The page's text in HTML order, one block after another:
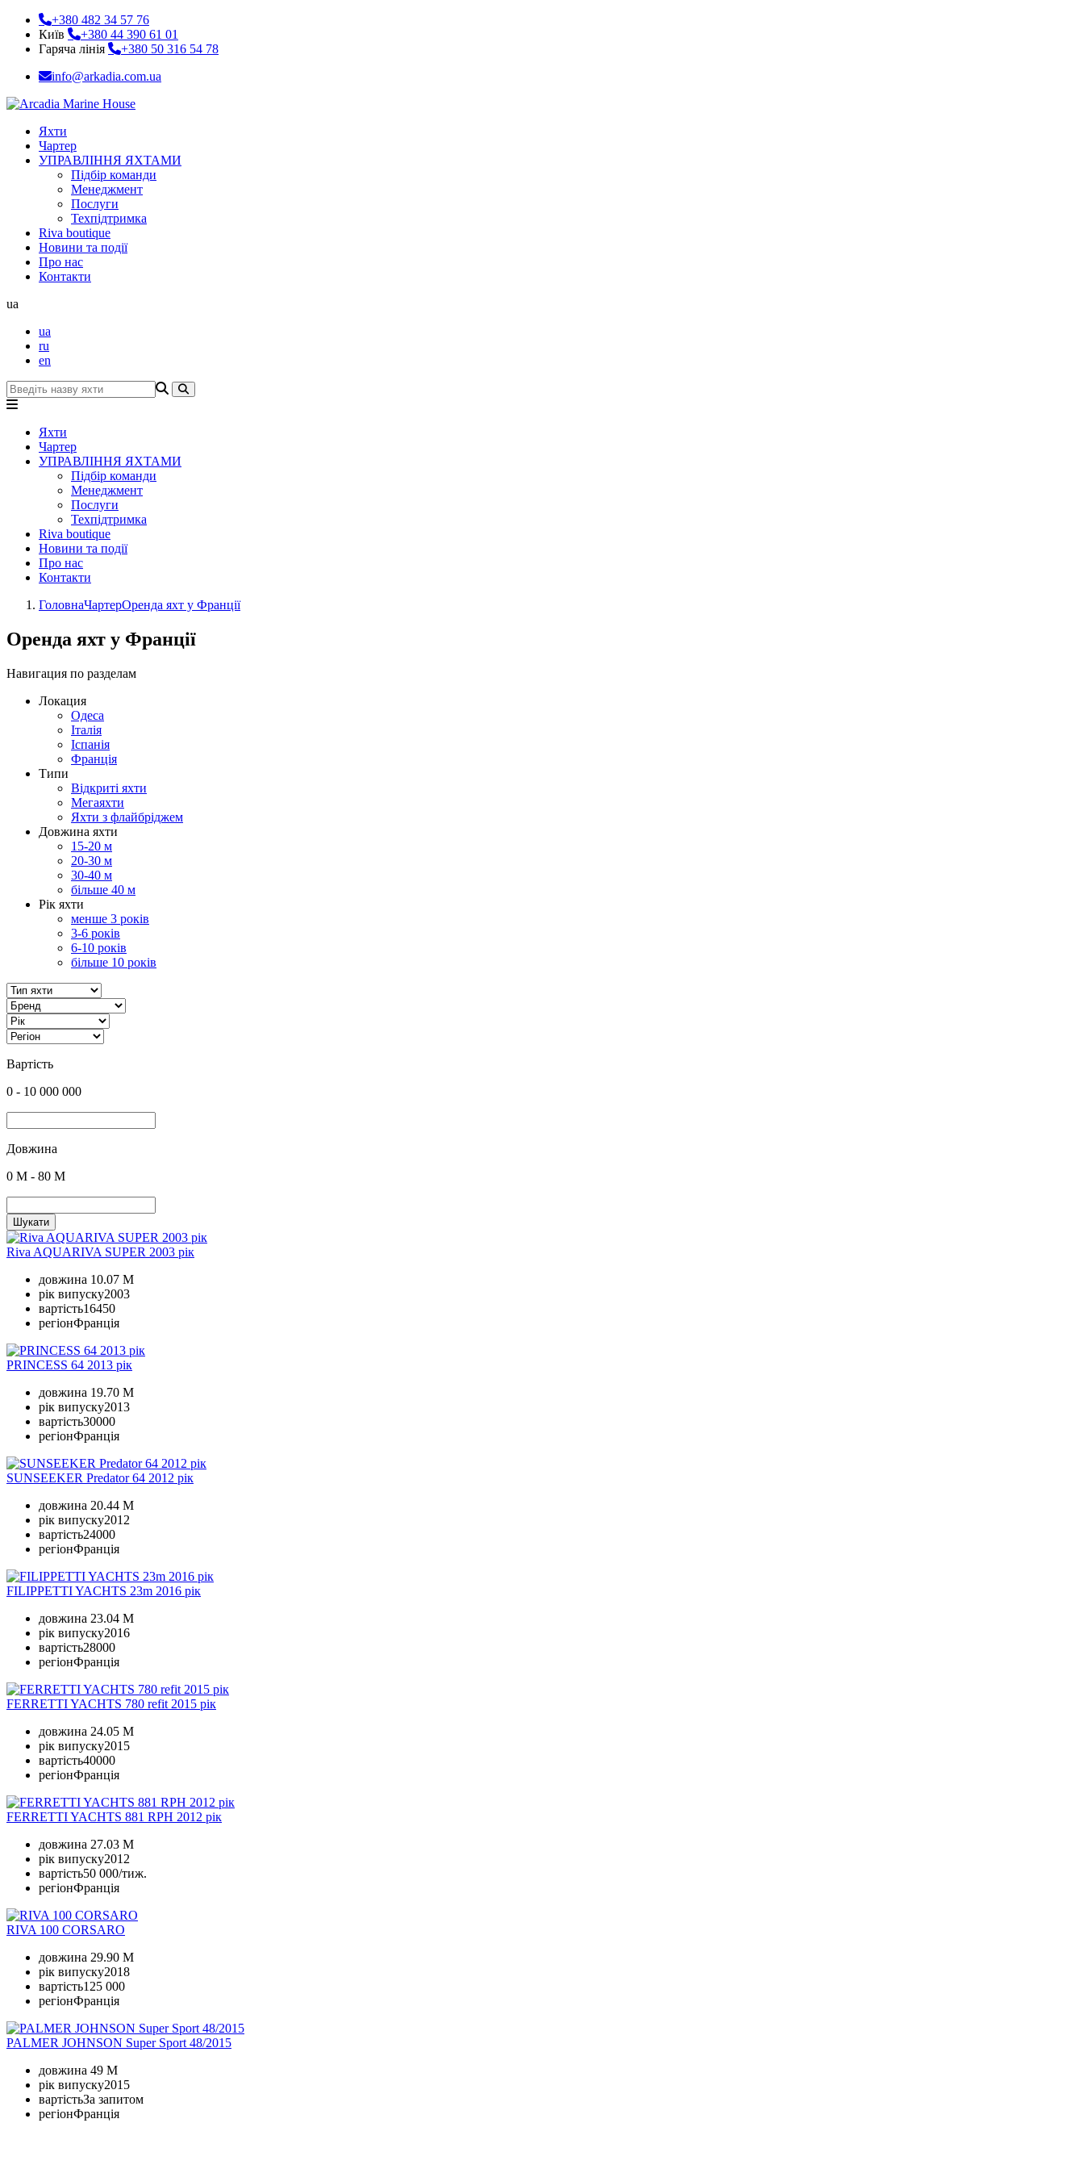
+380 482 34 57 76
Київ
+380 44 390 61 01
Гаряча лінія
+380 50 316 54 78
info@arkadia.com.ua
Яхти
Чартер
УПРАВЛІННЯ ЯХТАМИ
Підбір команди
Менеджмент
Послуги
Техпідтримка
Riva boutique
Новини та події
Про нас
Контакти
ua
ua
ru
en
Яхти
Чартер
УПРАВЛІННЯ ЯХТАМИ
Підбір команди
Менеджмент
Послуги
Техпідтримка
Riva boutique
Новини та події
Про нас
Контакти
ГоловнаЧартерОренда яхт у Франції
Оренда яхт у Франції
Навигация по разделам
Локация
Одеса
Італія
Іспанія
Франція
Типи
Відкритi яхти
Мегаяхти
Яхти з флайбріджем
Довжина яхти
15-20 м
20-30 м
30-40 м
більше 40 м
Рік яхти
менше 3 років
3-6 років
6-10 років
більше 10 років
Вартість
0 - 10 000 000
Довжина
0 M - 80 M
Шукати
Riva AQUARIVA SUPER 2003 рік
довжина 10.07 M
рік випуску2003
вартість16450
регіонФранція
PRINCESS 64 2013 рік
довжина 19.70 M
рік випуску2013
вартість30000
регіонФранція
SUNSEEKER Predator 64 2012 рік
довжина 20.44 M
рік випуску2012
вартість24000
регіонФранція
FILIPPETTI YACHTS 23m 2016 рік
довжина 23.04 M
рік випуску2016
вартість28000
регіонФранція
FERRETTI YACHTS 780 refit 2015 рік
довжина 24.05 M
рік випуску2015
вартість40000
регіонФранція
FERRETTI YACHTS 881 RPH 2012 рік
довжина 27.03 M
рік випуску2012
вартість50 000/тиж.
регіонФранція
RIVA 100 CORSARO
довжина 29.90 M
рік випуску2018
вартість125 000
регіонФранція
PALMER JOHNSON Super Sport 48/2015
довжина 49 M
рік випуску2015
вартістьЗа запитом
регіонФранція